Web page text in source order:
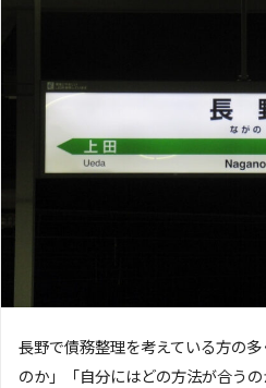
長野で債務整理を考えている方の
のか」「自分にはどの方法が合うの